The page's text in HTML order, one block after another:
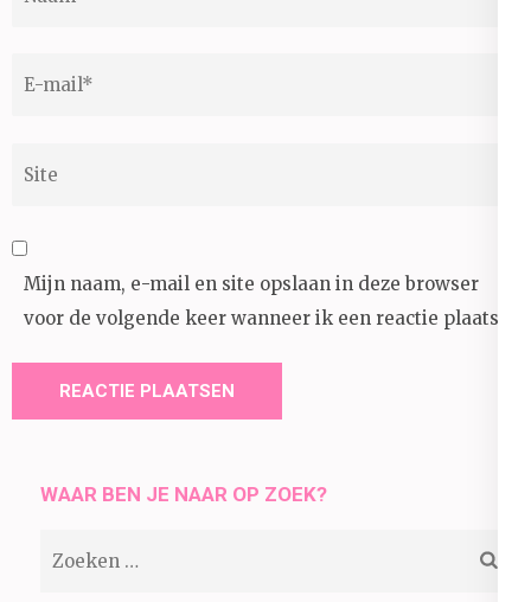
Mijn naam, e-mail en site opslaan in deze browser
voor de volgende keer wanneer ik een reactie plaats.
WAAR BEN JE NAAR OP ZOEK?